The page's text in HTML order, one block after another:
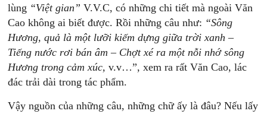
lùng “Việt gian” V.V.C, có những chi tiết mà ngoài Văn
Cao không ai biết được. Rồi những câu như: “Sông
Hương, quả là một lưỡi kiếm dựng giữa trời xanh –
Tiếng nước rơi bán âm – Chợt xé ra một nỗi nhớ sông
Hương trong cảm xúc, v.v…”, xem ra rất Văn Cao, lác
đác trải dài trong tác phẩm.
Vậy nguồn của những câu, những chữ ấy là đâu? Nếu lấy